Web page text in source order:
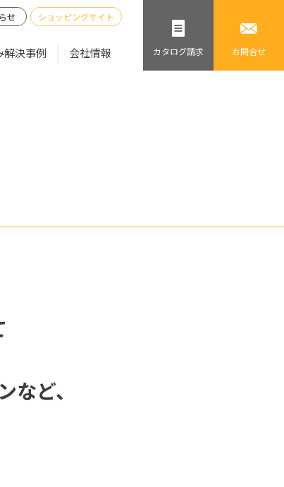
解決事例 会社情報
せ ショッピングサイト
カタログ請求 お問合せ
ど、